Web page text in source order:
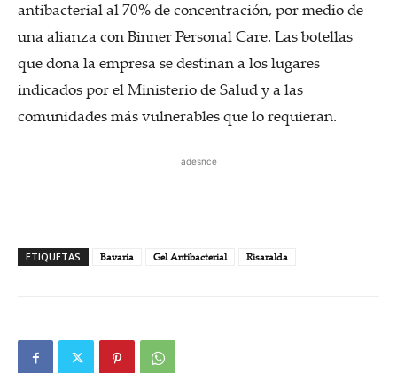
antibacterial al 70% de concentración, por medio de
una alianza con Binner Personal Care. Las botellas
que dona la empresa se destinan a los lugares
indicados por el Ministerio de Salud y a las
comunidades más vulnerables que lo requieran.
adesnce
ETIQUETAS Bavaria Gel Antibacterial Risaralda